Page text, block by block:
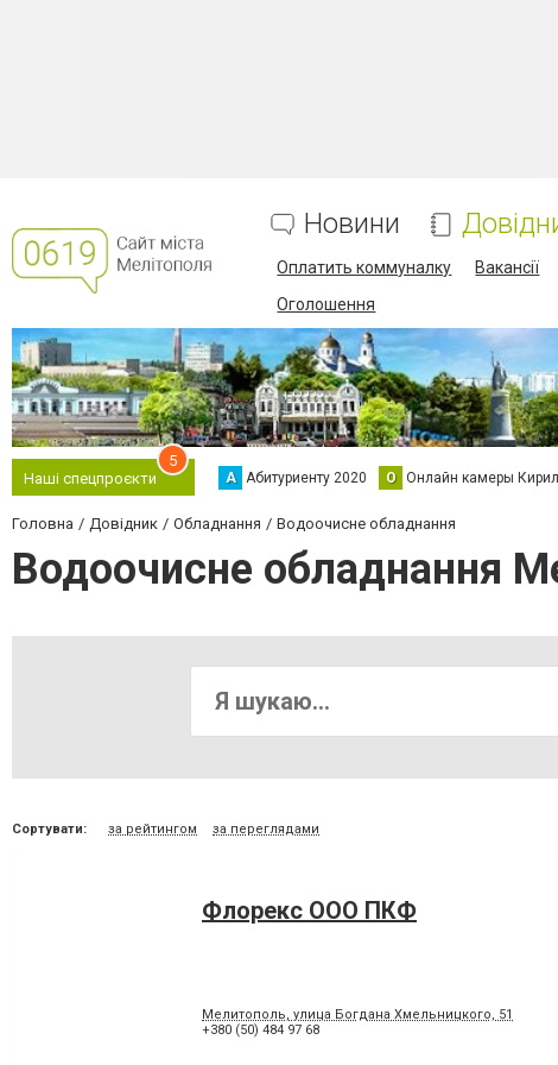
Новини
Оплатить коммуналку Вакансії
Оголошення
Наші спецпроєкти
5
А Абитуриенту 2020 О Онлайн камеры
Головна Довідник Обладнання Водоочисне обладнання
Водоочисне обладнання
Сортувати: за рейтингом за переглядами
Флорекс ООО ПКФ
Мелитополь, улица Богдана Хмельницкого, 51
+380 (50) 484 97 68